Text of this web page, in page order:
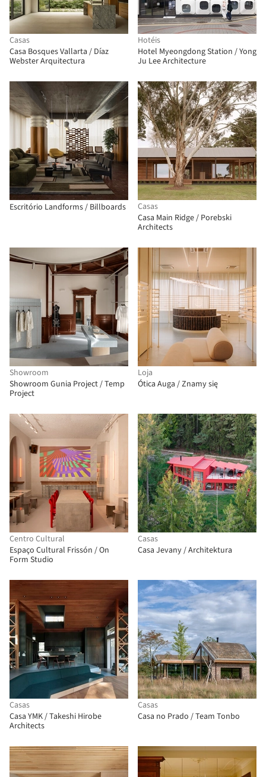
Casas
Casa Bosques Vallarta / Díaz
Webster Arquitectura
Hotéis
Hotel Myeongdong Station / Yong
Ju Lee Architecture
Escritório Landforms / Billboards
Casas
Casa Main Ridge / Porebski
Architects
Showroom
Showroom Gunia Project / Temp
Project
Loja
Ótica Auga / Znamy się
Centro Cultural
Espaço Cultural Frissón / On
Form Studio
Casas
Casa Jevany / Architektura
Casas
Casa YMK / Takeshi Hirobe
Architects
Casas
Casa no Prado / Team Tonbo